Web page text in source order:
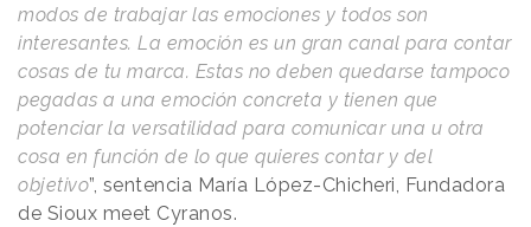
modos de trabajar las emociones y todos son
interesantes. La emoción es un gran canal para contar
cosas de tu marca. Estas no deben quedarse tampoco
pegadas a una emoción concreta y tienen que
potenciar la versatilidad para comunicar una u otra
cosa en función de lo que quieres contar y del
objetivo”, sentencia María López-Chicheri, Fundadora
de Sioux meet Cyranos.